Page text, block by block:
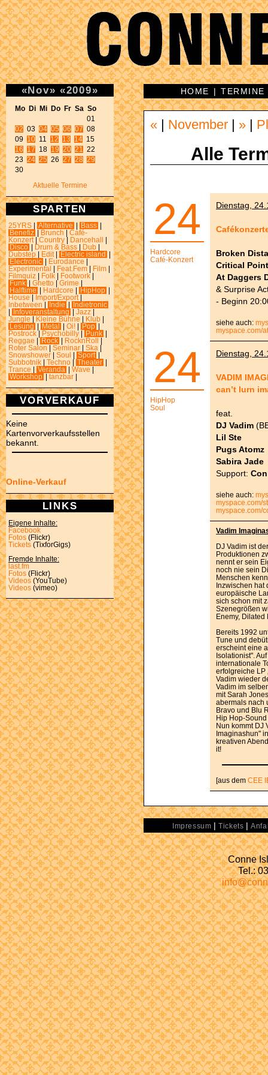
«Nov» «2009»
Mo Di Mi Do Fr Sa So
02 03 04 05 06 07 08
09 10 11 12 13 14
16
17 18 19 20 21
22
23 24 25 26 27 28 29
30
Aktuelle Termine
SPARTEN
25YRS Alternative Bass
Benefiz
Brunch
Café-
Konzert
Country Dancehall
Disco
Drum & Bass Dub
Dubstep
Edit Electric island
Electronic
Eurodance
Experimental
Feat.Fem Film
Filmquiz
Folk Footwork
Funk
Ghetto Grime
Halftime
Hardcore HipHop
House
Import/Export
Inbetween
Indie
Indietronic
Infoveranstaltung Jazz
Jungle
Kleine Bühne Klub
Lesung
Metal Oi! Pop
Postrock
Psychobilly Punk
Reggae
Rock RocknRoll
Roter Salon
Seminar Ska
Snowshower
Soul Sport
Subbotnik
Techno Theater
Trance
Veranda Wave
Workshop
tanzbar
VORVERKAUF
Keine
Kartenvorverkaufsstellen
bekannt.
Online-Verkauf
LINKS
Eigene Inhalte:
Facebook
Fotos (Flickr)
Tickets (TixforGigs)
Fremde Inhalte:
last.fm
Fotos (Flickr)
Videos (YouTube)
Videos (vimeo)
HOME |TERMINE
« November »
Alle
24
Hardcore
Café-Konzert
Dienstag,
Broken
Critical Point
At Daggers
& Surprise
- Beginn
siehe auch:
myspace.com/
24
HipHop
Soul
Dienstag,
VADIM
can’t lurn
feat.
DJ Vadim
Lil Ste
Pugs Atomz
Sabira Jade
Support:
siehe auch:
myspace.com/
myspace.com/
Vadim
DJ Vadim ist
Produktionen
nennt er sein
noch nie sein
Menschen
Inzwischen hat
europäische
sich schon mit
Szenegrößen
Enemy,
Bereits 1992
Tune und
erscheint eine
Isolationist".
internationale
erfolgreiche LP
Vadim wieder
Vadim im
mit Sarah
abermals nach
Bravo und Blu
Hip Hop-
Nun kommt DJ
Imaginashun"
kreativen
it!
[aus dem CEE
Impressum | Tickets |
Conne
Tel.: